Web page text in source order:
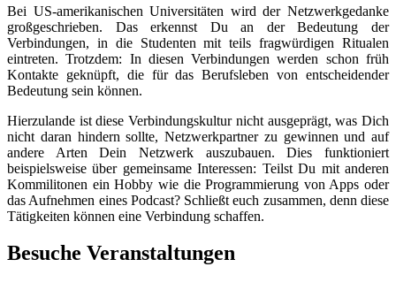
Bei US-amerikanischen Universitäten wird der Netzwerkgedanke
großgeschrieben. Das erkennst Du an der Bedeutung der
Verbindungen, in die Studenten mit teils fragwürdigen Ritualen
eintreten. Trotzdem: In diesen Verbindungen werden schon früh
Kontakte geknüpft, die für das Berufsleben von entscheidender
Bedeutung sein können.
Hierzulande ist diese Verbindungskultur nicht ausgeprägt, was Dich
nicht daran hindern sollte, Netzwerkpartner zu gewinnen und auf
andere Arten Dein Netzwerk auszubauen. Dies funktioniert
beispielsweise über gemeinsame Interessen: Teilst Du mit anderen
Kommilitonen ein Hobby wie die Programmierung von Apps oder
das Aufnehmen eines Podcast? Schließt euch zusammen, denn diese
Tätigkeiten können eine Verbindung schaffen.
Besuche Veranstaltungen